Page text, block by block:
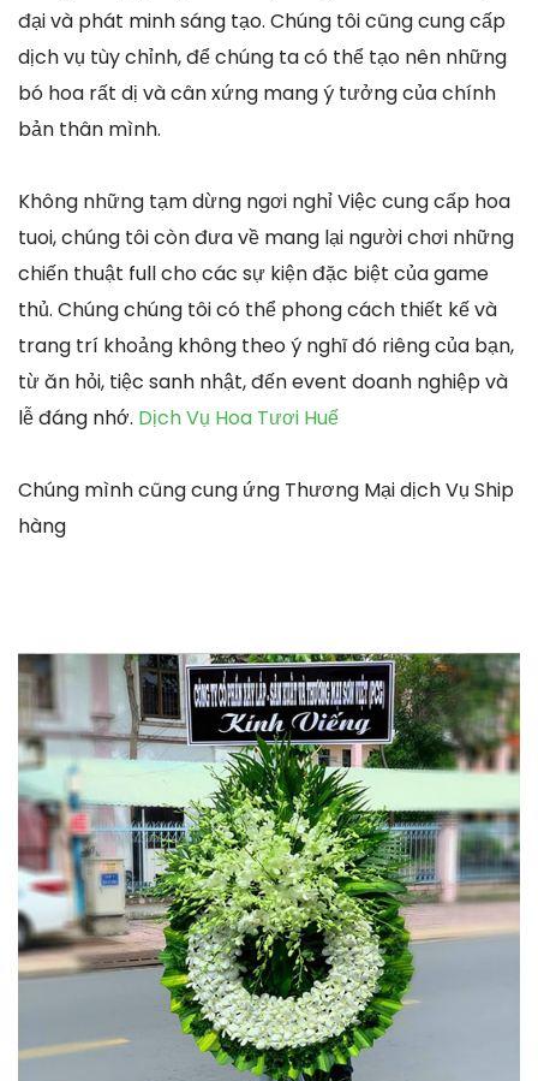
đại và phát minh sáng tạo. Chúng tôi cũng cung cấp
dịch vụ tùy chỉnh, để chúng ta có thể tạo nên những
bó hoa rất dị và cân xứng mang ý tưởng của chính
bản thân mình.
Không những tạm dừng ngơi nghỉ Việc cung cấp hoa
tuoi, chúng tôi còn đưa về mang lại người chơi những
chiến thuật full cho các sự kiện đặc biệt của game
thủ. Chúng chúng tôi có thể phong cách thiết kế và
trang trí khoảng không theo ý nghĩ đó riêng của bạn,
từ ăn hỏi, tiệc sanh nhật, đến event doanh nghiệp và
lễ đáng nhớ. Dịch Vụ Hoa Tươi Huế
Chúng mình cũng cung ứng Thương Mại dịch Vụ Ship
hàng